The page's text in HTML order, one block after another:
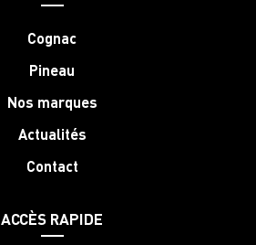
Cognac
Pineau
Nos marques
Actualités
Contact
ACCÈS RAPIDE